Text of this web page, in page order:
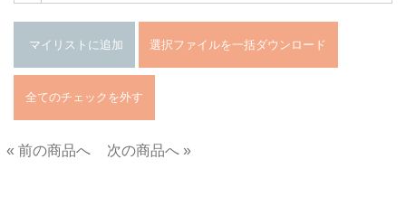
« 前の商品へ
次の商品へ »